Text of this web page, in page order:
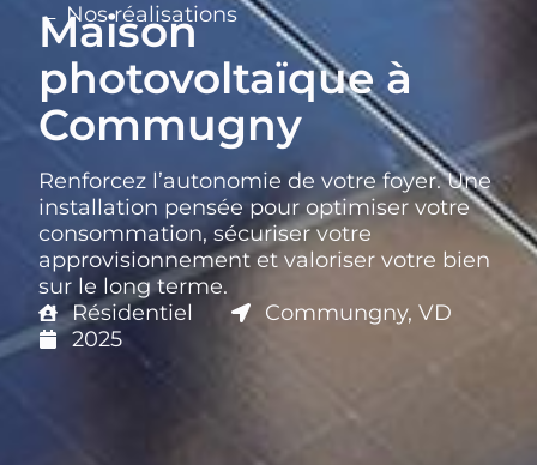
← Nos réalisations
Maison
photovoltaïque à
Commugny
Renforcez l’autonomie de votre foyer. Une
installation pensée pour optimiser votre
consommation, sécuriser votre
approvisionnement et valoriser votre bien
sur le long terme.
Résidentiel
Commungny, VD
2025